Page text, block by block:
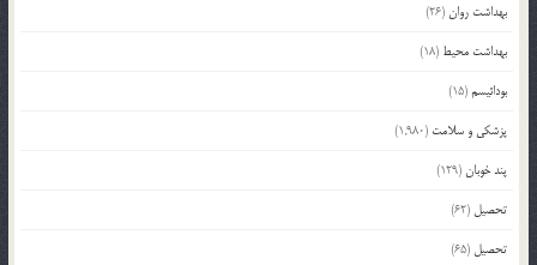
بهداشت روان(26)
بهداشت محیط (18)
بودائیسم(15)
پزشکی و سلامت (1,980)
پند خوبان(129)
تحصیل (62)
تحصیل (65)